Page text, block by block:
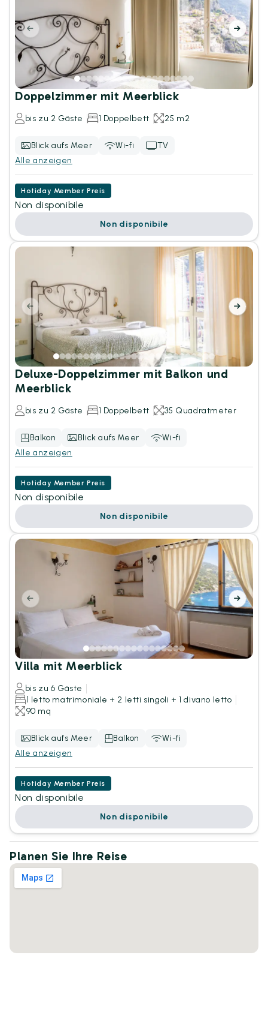
Doppelzimmer mit Meerblick
bis zu 2 Gäste 1 Doppelbett 25 m2
Blick aufs Meer Wi-fi
TV
Alle anzeigen
Hotiday Member Preis
Non disponibile
Non disponibile
Deluxe-Doppelzimmer mit Balkon und
Meerblick
bis zu 2 Gäste 1 Doppelbett 35 Quadratmeter
Balkon Blick aufs Meer
Wi-fi
Alle anzeigen
Hotiday Member Preis
Non disponibile
Non disponibile
Villa mit Meerblick
bis zu 6 Gäste
1 letto matrimoniale + 2 letti singoli + 1 divano letto
90 mq
Blick aufs Meer Balkon
Wi-fi
Alle anzeigen
Hotiday Member Preis
Non disponibile
Non disponibile
Planen Sie Ihre Reise